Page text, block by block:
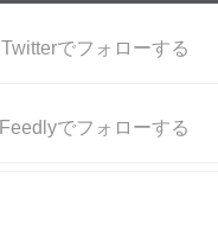
Twitterでフォローする
Feedlyでフォローする